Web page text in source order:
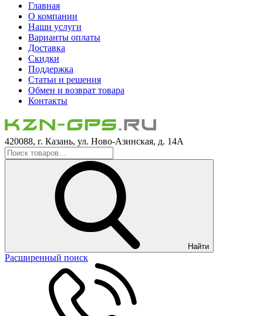
Главная
О компании
Наши услуги
Варианты оплаты
Доставка
Скидки
Поддержка
Статьи и решения
Обмен и возврат товара
Контакты
420088, г. Казань, ул. Ново-Азинская, д. 14А
Найти
Расширенный поиск